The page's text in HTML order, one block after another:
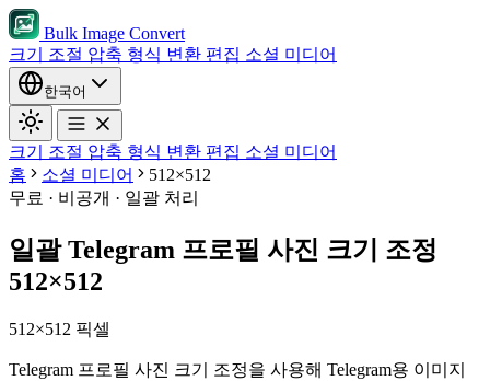
Bulk Image Convert
크기 조절 압축 형식 변환 편집 소셜 미디어
한국어
크기 조절 압축 형식 변환 편집 소셜 미디어
홈
소셜 미디어
512×512
무료 · 비공개 · 일괄 처리
일괄 Telegram 프로필 사진 크기 조정
512×512
512×512 픽셀
Telegram 프로필 사진 크기 조정을 사용해 Telegram용 이미지